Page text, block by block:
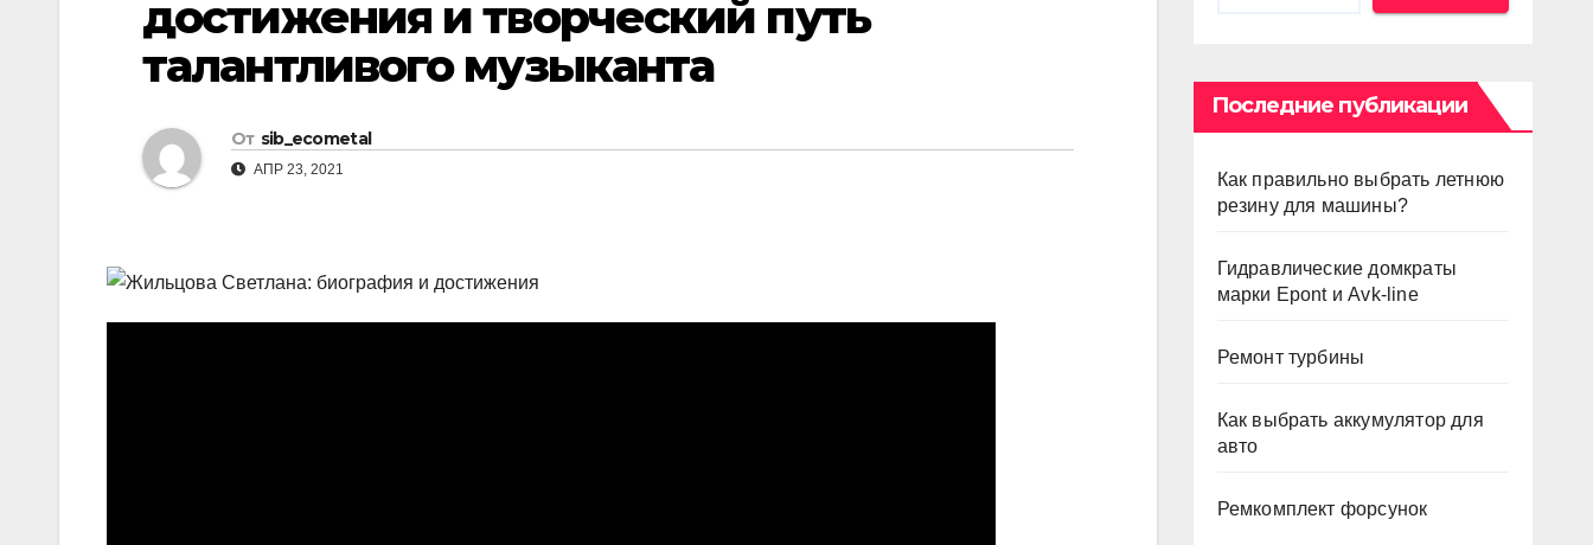
достижения и творческий путь
талантливого музыканта
От sib_ecometal
АПР 23, 2021
Последние публикации
Как правильно выбрать летнюю
резину для машины?
Гидравлические домкраты
марки Epont и Avk-line
Ремонт турбины
Как выбрать аккумулятор для
авто
Ремкомплект форсунок